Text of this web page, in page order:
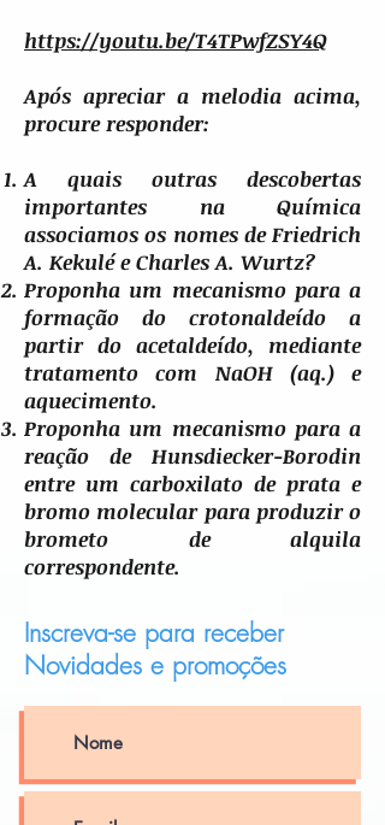
https://youtu.be/T4TPwfZSY4Q
Após apreciar a melodia acima,
procure responder:
A quais outras descobertas
importantes na Química
associamos os nomes de Friedrich
A. Kekulé e Charles A. Wurtz?
Proponha um mecanismo para a
formação do crotonaldeído a
partir do acetaldeído, mediante
tratamento com NaOH (aq.) e
aquecimento.
Proponha um mecanismo para a
reação de Hunsdiecker-Borodin
entre um carboxilato de prata e
bromo molecular para produzir o
brometo de alquila
correspondente.
Inscreva-se para receber
Novidades e promoções